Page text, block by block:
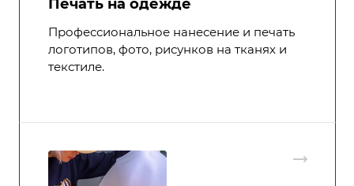
Печать на одежде
Профессиональное нанесение и печать
логотипов, фото, рисунков на тканях и
текстиле.